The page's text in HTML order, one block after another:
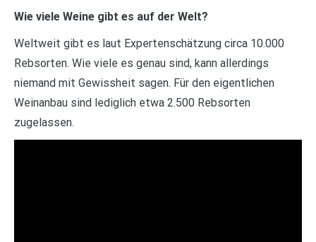
Wie viele Weine gibt es auf der Welt?
Weltweit gibt es laut Expertenschätzung circa 10.000
Rebsorten. Wie viele es genau sind, kann allerdings
niemand mit Gewissheit sagen. Für den eigentlichen
Weinanbau sind lediglich etwa 2.500 Rebsorten
zugelassen.